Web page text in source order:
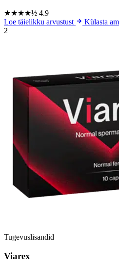
★★★★½ 4.9
Loe täielikku arvustust
Külasta
2
Tugevuslisandid
Viarex